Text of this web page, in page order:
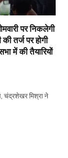
पर निकलेगी
तर्ज पर होगी
में की तैयारियों
चंद्रशेखर मिश्रा ने